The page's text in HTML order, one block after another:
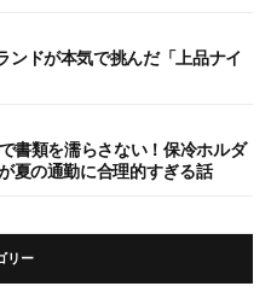
ンドが本気で挑んだ「上品ナイ
書類を濡らさない！保冷ホルダ
夏の通勤に合理的すぎる話
リー